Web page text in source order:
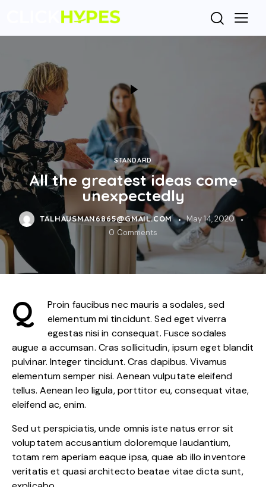
STANDARD
All the greatest ideas come
unexpectedly
TALHAUSMAN6865@GMAIL.COM
May 14, 2020
0 Comments
Q
Proin faucibus nec mauris a sodales, sed
elementum mi tincidunt. Sed eget viverra
egestas nisi in consequat. Fusce sodales
augue a accumsan. Cras sollicitudin, ipsum eget blandit
pulvinar. Integer tincidunt. Cras dapibus. Vivamus
elementum semper nisi. Aenean vulputate eleifend
tellus. Aenean leo ligula, porttitor eu, consequat vitae,
eleifend ac, enim.
Sed ut perspiciatis, unde omnis iste natus error sit
voluptatem accusantium doloremque laudantium,
totam rem aperiam eaque ipsa, quae ab illo inventore
veritatis et quasi architecto beatae vitae dicta sunt,